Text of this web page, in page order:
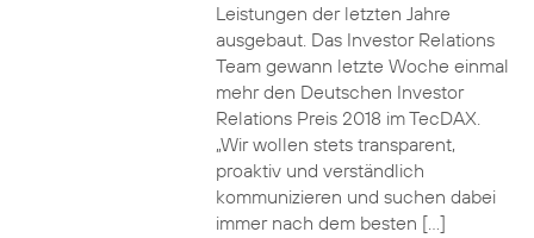
Leistungen der letzten Jahre
ausgebaut. Das Investor Relations
Team gewann letzte Woche einmal
mehr den Deutschen Investor
Relations Preis 2018 im TecDAX.
„Wir wollen stets transparent,
proaktiv und verständlich
kommunizieren und suchen dabei
immer nach dem besten […]